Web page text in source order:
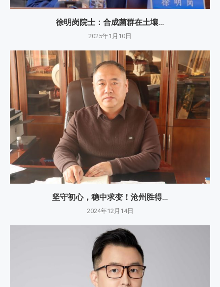
徐明岗院士：​合成菌群在土壤...
2025年1月10日
坚守初心，稳中求变！沧州胜得...
2024年12月14日